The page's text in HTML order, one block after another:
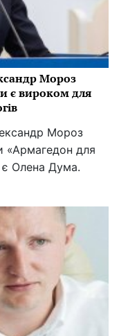
Мороз
є вироком для
Мороз
«Армагедон для
є Олена Дума.